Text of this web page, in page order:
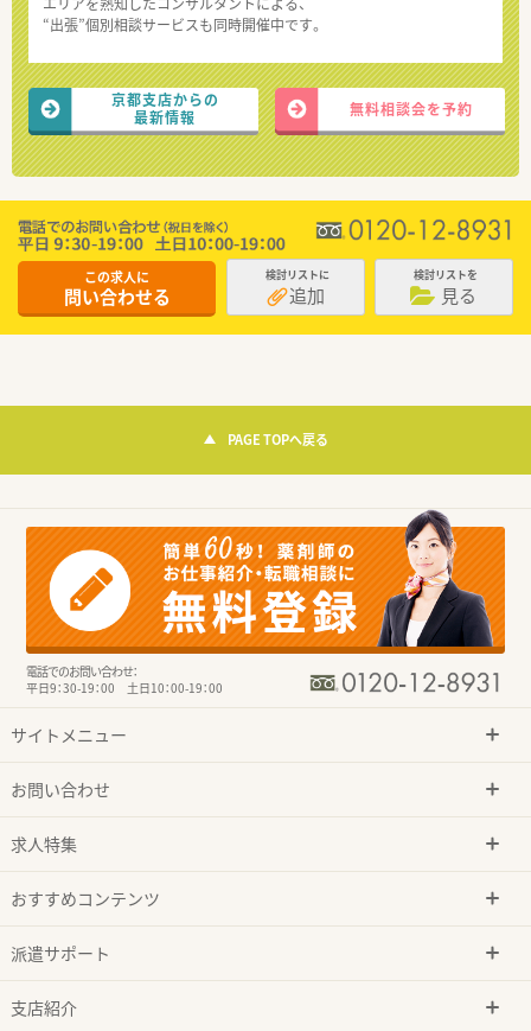
“出張”個別相談サービスも同時開催中です。
京都支店からの
最新情報
無料相談会を予約
この求人に
問い合わせる
検討リストに
追加
検討リストを
見る
PAGE TOPへ戻る
電話でのお問い合わせ：
平日9：30-19：00 土日10：00-19：00
サイトメニュー
お問い合わせ
求人特集
おすすめコンテンツ
派遣サポート
支店紹介